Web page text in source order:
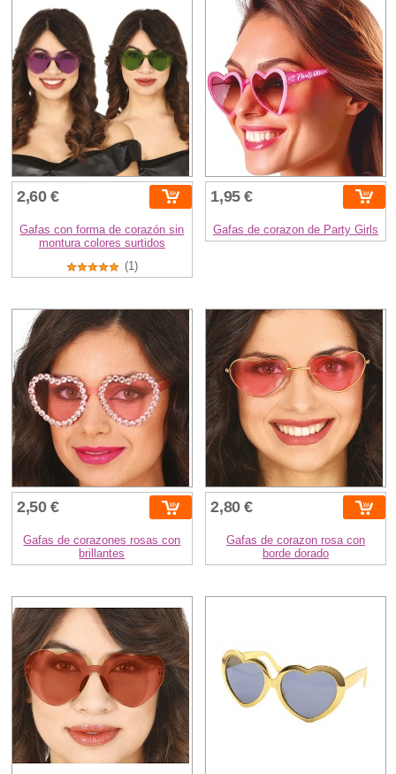
2,60 €
Gafas con forma de corazón sin
montura colores surtidos
(1)
1,95 €
Gafas de corazon de Party Girls
2,50 €
Gafas de corazones rosas con
brillantes
2,80 €
Gafas de corazon rosa con
borde dorado